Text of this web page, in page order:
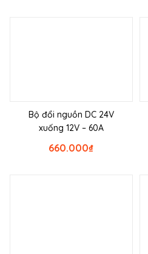
Bộ đổi nguồn DC 24V
xuống 12V – 60A
₫
660.000